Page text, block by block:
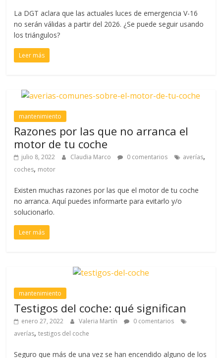
La DGT aclara que las actuales luces de emergencia V-16
no serán válidas a partir del 2026. ¿Se puede seguir usando
los triángulos?
Leer más
mantenimiento
Razones por las que no arranca el
motor de tu coche
julio 8, 2022 Claudia Marco 0 comentarios averías,
coches, motor
Existen muchas razones por las que el motor de tu coche
no arranca. Aquí puedes informarte para evitarlo y/o
solucionarlo.
Leer más
mantenimiento
Testigos del coche: qué significan
enero 27, 2022 Valeria Martín
0 comentarios
averías,testigos del coche
Seguro que más de una vez se han encendido alguno de los